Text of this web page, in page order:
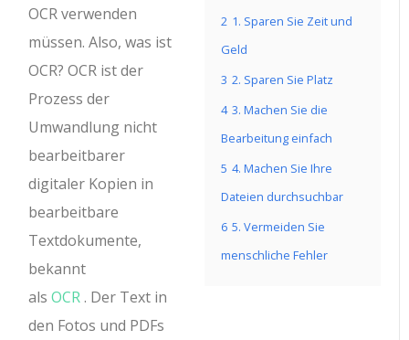
2 1. Sparen Sie Zeit und
Geld
3 2. Sparen Sie Platz
4 3. Machen Sie die
Bearbeitung einfach
5 4. Machen Sie Ihre
Dateien durchsuchbar
6 5. Vermeiden Sie
menschliche Fehler
OCR verwenden
müssen. Also, was ist
OCR? OCR ist der
Prozess der
Umwandlung nicht
bearbeitbarer
digitaler Kopien in
bearbeitbare
Textdokumente,
bekannt
alsOCR. Der Text in
den Fotos und PDFs